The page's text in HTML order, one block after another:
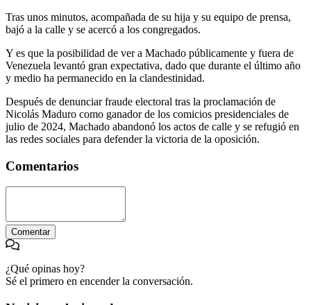
Tras unos minutos, acompañada de su hija y su equipo de prensa,
bajó a la calle y se acercó a los congregados.
Y es que la posibilidad de ver a Machado públicamente y fuera de
Venezuela levantó gran expectativa, dado que durante el último año
y medio ha permanecido en la clandestinidad.
Después de denunciar fraude electoral tras la proclamación de
Nicolás Maduro como ganador de los comicios presidenciales de
julio de 2024, Machado abandonó los actos de calle y se refugió en
las redes sociales para defender la victoria de la oposición.
Comentarios
Comentar
¿Qué opinas hoy?
Sé el primero en encender la conversación.